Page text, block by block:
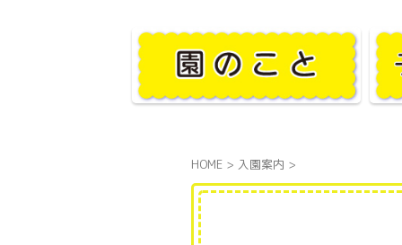
HOME > 入園案内 >